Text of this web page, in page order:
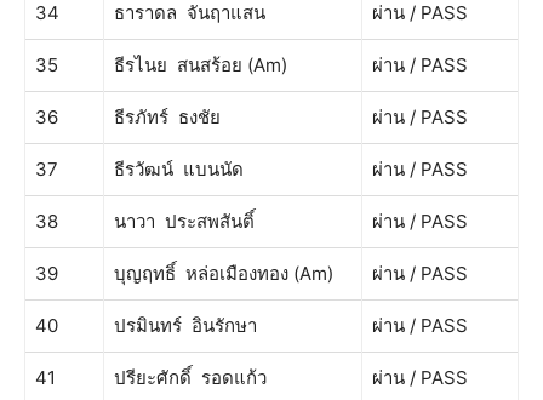
34 ธาราดล จันฤาแสน ผ่าน / PASS
35 ธีรไนย สนสร้อย (Am) ผ่าน / PASS
36 ธีรภัทร์ ธงชัย ผ่าน / PASS
37 ธีรวัฒน์ แบนนัด ผ่าน / PASS
38 นาวา ประสพสันติ์ ผ่าน / PASS
39 บุญฤทธิ์ หล่อเมืองทอง (Am) ผ่าน / PASS
40 ปรมินทร์ อินรักษา ผ่าน / PASS
41 ปรียะศักดิ์ รอดแก้ว ผ่าน / PASS